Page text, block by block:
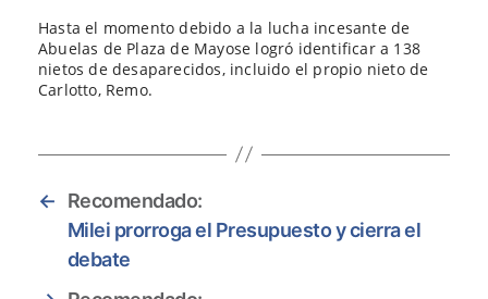
Hasta el momento debido a la lucha incesante de
Abuelas de Plaza de Mayose logró identificar a 138
nietos de desaparecidos, incluido el propio nieto de
Carlotto, Remo.
←
Recomendado:
Milei prorroga el Presupuesto y cierra el
debate